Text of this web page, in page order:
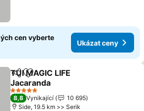
cen vyberte
Ukázat ceny
SdíletPřidat na seznam oblíbených
TUI MAGIC LIFE
Jacaranda
Ukázat ceny
5 Počet hvězdiček
8,8 Vynikající
10 695
Side, 19.5 km >> Serik